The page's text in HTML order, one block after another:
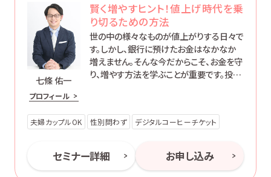
七條 佑一
プロフィール
賢く増やすヒント！値上げ時代を乗
り切るための方法
世の中の様々なものが値上がりする日々で
す。しかし、銀行に預けたお金はなかなか
増えません。そんな今だからこそ、お金を守
り、増やす方法を学ぶことが重要です。投資
えします。
夫婦カップルOK 性別問わず デジタルコーヒーチケット
セミナー詳細 お申し込み